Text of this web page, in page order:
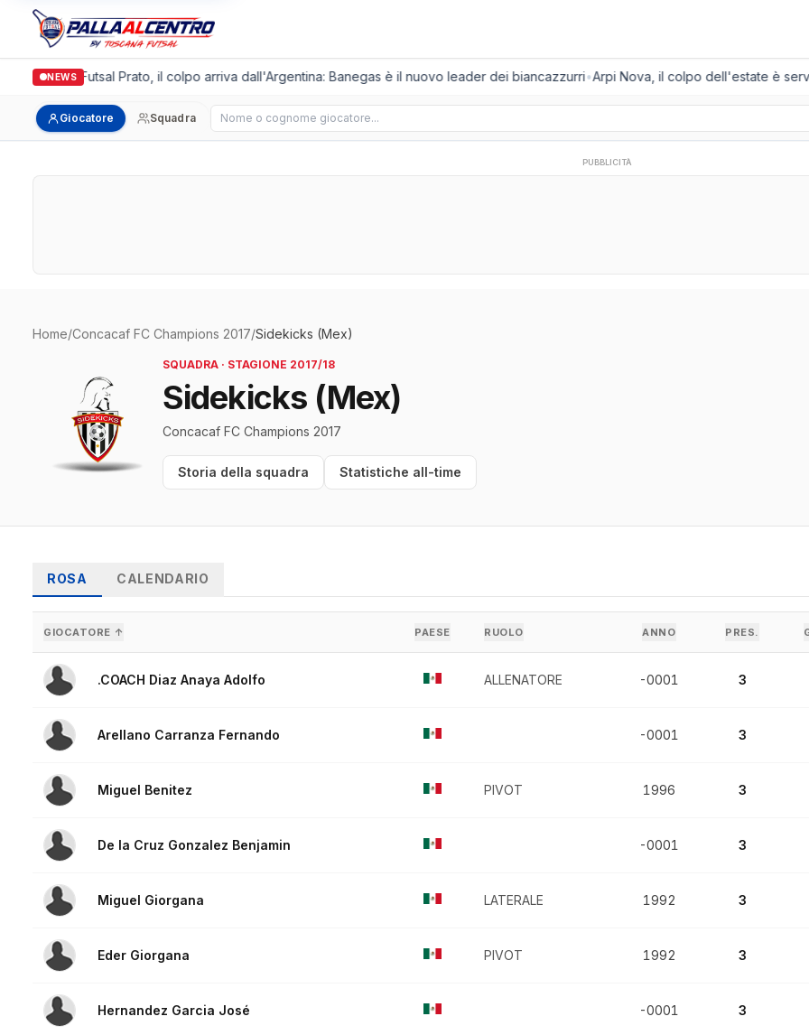
NEWS
Italgronda Futsal Prato, il colpo arriva dall'Argentina: Banegas è il nuovo leader dei biancazzurri•Arpi Nova, il colpo dell'estate è
Giocatore Squadra Cerca giocatore
PUBBLICITÀ
Home/Concacaf FC Champions 2017/Sidekicks (Mex)
SQUADRA · STAGIONE 2017/18
Sidekicks (Mex)
Concacaf FC Champions 2017
Storia della squadra Statistiche all-time
ROSA CALENDARIO
GIOCATORE ↑ PAESE RUOLO ANNO PRES.
.COACH Diaz Anaya Adolfo ALLENATORE -0001 3
Arellano Carranza Fernando -0001 3
Miguel Benitez PIVOT 1996 3
De la Cruz Gonzalez Benjamin -0001 3
Miguel Giorgana LATERALE 1992 3
Eder Giorgana PIVOT 1992 3
Hernandez Garcia José -0001 3